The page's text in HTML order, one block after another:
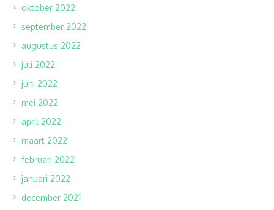
oktober 2022
september 2022
augustus 2022
juli 2022
juni 2022
mei 2022
april 2022
maart 2022
februari 2022
januari 2022
december 2021